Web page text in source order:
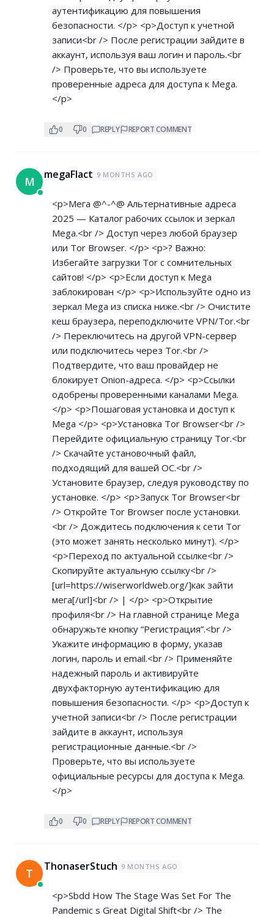
аутентификацию для повышения
безопасности. </p> <p>Доступ к учетной
записи<br /> После регистрации зайдите в
аккаунт, используя ваш логин и пароль.<br
/> Проверьте, что вы используете
проверенные адреса для доступа к Mega.
</p>
0 0 REPLY REPORT COMMENT
M megaFlact 9 MONTHS AGO
<p>Мега @^-^@ Альтернативные адреса
2025 — Каталог рабочих ссылок и зеркал
Mega.<br /> Доступ через любой браузер
или Tor Browser. </p> <p>? Важно:
Избегайте загрузки Tor с сомнительных
сайтов! </p> <p>Если доступ к Mega
заблокирован </p> <p>Используйте одно из
зеркал Mega из списка ниже.<br /> Очистите
кеш браузера, переподключите VPN/Tor.<br
/> Переключитесь на другой VPN-сервер
или подключитесь через Tor.<br />
Подтвердите, что ваш провайдер не
блокирует Onion-адреса. </p> <p>Ссылки
одобрены проверенными каналами Mega.
</p> <p>Пошаговая установка и доступ к
Mega </p> <p>Установка Tor Browser<br />
Перейдите официальную страницу Tor.<br
/> Скачайте установочный файл,
подходящий для вашей ОС.<br />
Установите браузер, следуя руководству по
установке. </p> <p>Запуск Tor Browser<br
/> Откройте Tor Browser после установки.
<br /> Дождитесь подключения к сети Tor
(это может занять несколько минут). </p>
<p>Переход по актуальной ссылке<br />
Скопируйте актуальную ссылку<br />
[url=https://wiserworldweb.org/]как зайти
мега[/url]<br /> | </p> <p>Открытие
профиля<br /> На главной странице Mega
обнаружьте кнопку “Регистрация”.<br />
Укажите информацию в форму, указав
логин, пароль и email.<br /> Применяйте
надежный пароль и активируйте
двухфакторную аутентификацию для
повышения безопасности. </p> <p>Доступ к
учетной записи<br /> После регистрации
зайдите в аккаунт, используя
регистрационные данные.<br />
Проверьте, что вы используете
официальные ресурсы для доступа к Mega.
</p>
0 0 REPLY REPORT COMMENT
T ThonaserStuch 9 MONTHS AGO
<p>Sbdd How The Stage Was Set For The
Pandemic s Great Digital Shift<br /> The